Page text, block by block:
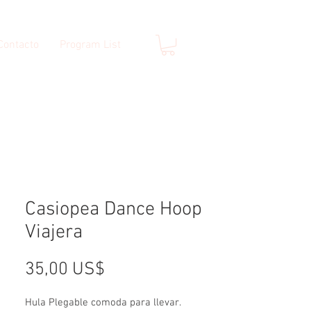
Program List
Casiopea Dance Hoop
Viajera
35,00 US$
Hula Plegable comoda para llevar.